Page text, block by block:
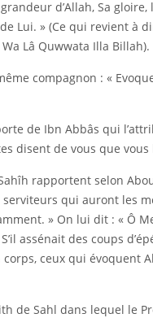
d’Allah, Sa
Lui. » (Ce qui revient à
Lâ Quwwata Illa Billah).
compagnon : «
de Ibn Abbâs qui
disent de vous que
rapportent selon
qui auront les
» On lui dit : « Ô
assénait des coups
ceux qui évoquent
de Sahl dans lequel le